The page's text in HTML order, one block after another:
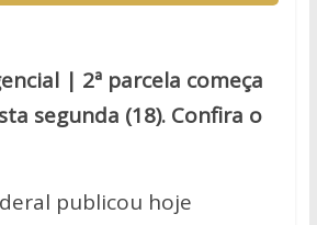
| 2ª parcela começa
segunda (18). Confira o
publicou hoje